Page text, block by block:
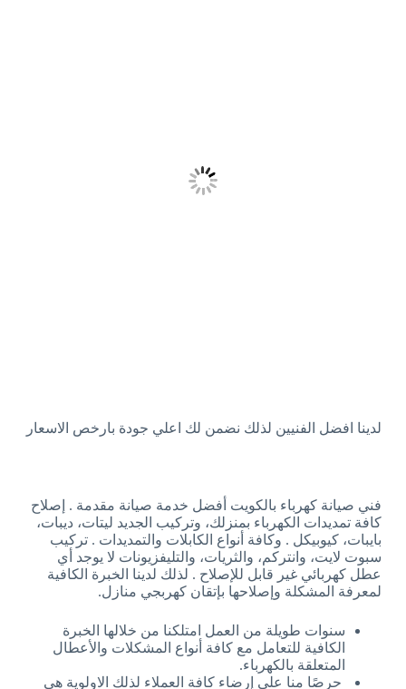
لدينا افضل الفنيين لذلك نضمن لك اعلي جودة بارخص الاسعار
فني صيانة كهرباء بالكويت أفضل خدمة صيانة مقدمة . إصلاح
كافة تمديدات الكهرباء بمنزلك، وتركيب الجديد ليتات، ديبات،
بايبات، كيوبيكل . وكافة أنواع الكابلات والتمديدات . تركيب
سبوت لايت، وانتركم، والثريات، والتليفزيونات لا يوجد أي
عطل كهربائي غير قابل للإصلاح . لذلك لدينا الخبرة الكافية
لمعرفة المشكلة وإصلاحها بإتقان كهربجي منازل.
سنوات طويلة من العمل امتلكنا من خلالها الخبرة
الكافية للتعامل مع كافة أنواع المشكلات والأعطال
المتعلقة بالكهرباء.
حرصًا منا على إرضاء كافة العملاء لذلك الاولوية هي